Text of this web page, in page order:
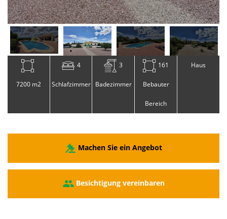
7200 m2
4
Schlafzimmer
3
Badezimmer
161
Bebauter
Bereich
Haus
Machen Sie ein Angebot
Besichtigung vereinbaren